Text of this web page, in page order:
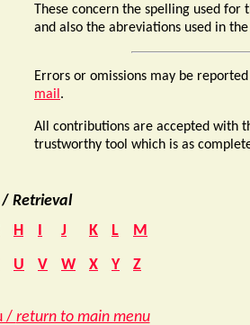
These concern the spelling used for
and also the abreviations used in
Errors or omissions may be
mail .
All contributions are accepted with
trustworthy tool which is as
/ Retrieval
H I J K L
M
U V W X Y Z
/ return to main menu